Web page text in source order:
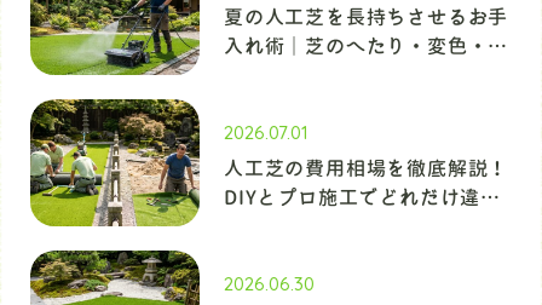
夏の人工芝を長持ちさせるお手
入れ術｜芝のへたり・変色・臭
2026.07.01
人工芝の費用相場を徹底解説！
DIYとプロ施工でどれだけ違
2026.06.30